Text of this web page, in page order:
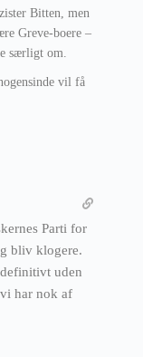
Bitten, men
Greve-boere –
særligt om.
vil få
Parti for
bliv klogere.
uden
har nok af